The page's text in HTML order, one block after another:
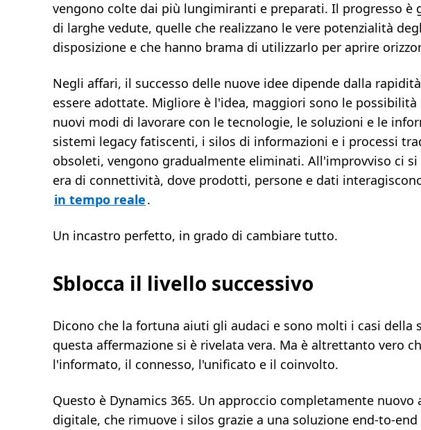
vengono colte dai più lungimiranti e preparati. Il progresso è
di larghe vedute, quelle che realizzano le vere potenzialità
disposizione e che hanno brama di utilizzarlo per aprire
Negli affari, il successo delle nuove idee dipende dalla
essere adottate. Migliore è l'idea, maggiori sono le
nuovi modi di lavorare con le tecnologie, le soluzioni e le
sistemi legacy fatiscenti, i silos di informazioni e i processi
obsoleti, vengono gradualmente eliminati. All'improvviso ci
era di connettività, dove prodotti, persone e dati
in tempo reale.
Un incastro perfetto, in grado di cambiare tutto.
Sblocca il livello successivo
Dicono che la fortuna aiuti gli audaci e sono molti i casi della
questa affermazione si è rivelata vera. Ma è altrettanto vero
l'informato, il connesso, l'unificato e il coinvolto.
Questo è Dynamics 365. Un approccio completamente nuovo
digitale, che rimuove i silos grazie a una soluzione end-to-